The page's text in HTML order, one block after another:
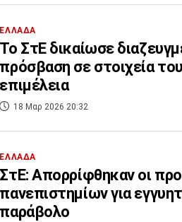
ΕΛΛΑΔΑ
Το ΣτΕ δικαίωσε
πρόσβαση σε στοιχεία
επιμέλεια
18 Μαρ 2026 20:32
ΕΛΛΑΔΑ
ΣτΕ: Απορρίφθηκαν οι
πανεπιστημίων για
παράβολο